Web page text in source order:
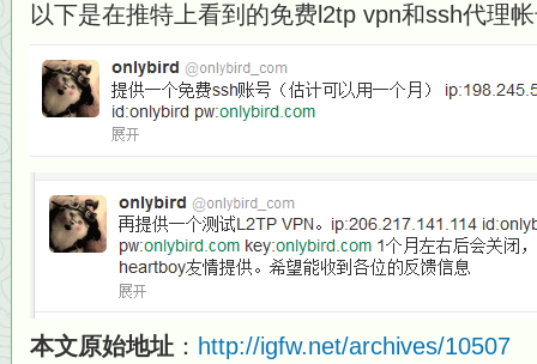
以下是在推特上看到的免费l2tp vpn和ssh代理
本文原始地址 ： http://igfw.net/archives/10507